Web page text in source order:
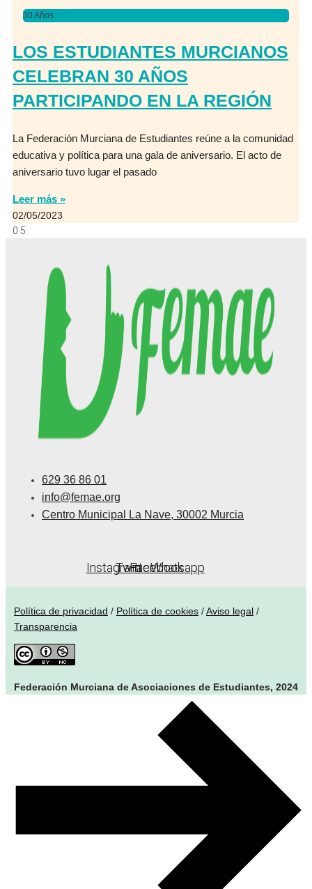
30 Años
LOS ESTUDIANTES MURCIANOS
CELEBRAN 30 AÑOS
PARTICIPANDO EN LA REGIÓN
La Federación Murciana de Estudiantes reúne a la comunidad
educativa y política para una gala de aniversario. El acto de
aniversario tuvo lugar el pasado
Leer más »
02/05/2023
629 36 86 01
info@femae.org
Centro Municipal La Nave, 30002 Murcia
Instagram
Twitter
Facebook
Whatsapp
Política de privacidad / Política de cookies /Aviso legal /
Transparencia
Federación Murciana de Asociaciones de Estudiantes, 2024